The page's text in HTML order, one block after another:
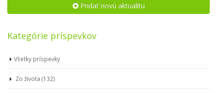
Pridať novú aktualitu
Kategórie príspevkov
Všetky príspevky
Zo života (132)